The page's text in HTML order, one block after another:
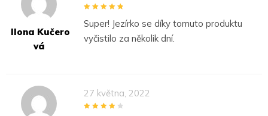
Ilona Kučero
Vá
Super! Jezírko se díky tomuto produktu
vyčistilo za několik dní.
27 května, 2022